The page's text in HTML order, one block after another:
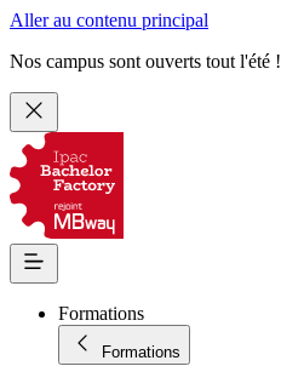
Aller au contenu principal
Nos campus sont ouverts tout l'été !
Formations
Formations